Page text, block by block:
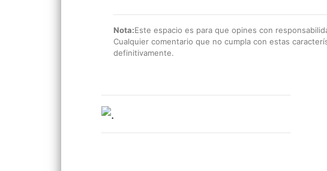
Nota:Este espacio es para que opines con
Cualquier comentario que no cumpla con estas
definitivamente.